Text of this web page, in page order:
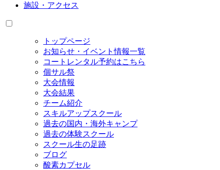
施設・アクセス
トップページ
お知らせ・イベント情報一覧
コートレンタル予約はこちら
個サル祭
大会情報
大会結果
チーム紹介
スキルアップスクール
過去の国内・海外キャンプ
過去の体験スクール
スクール生の足跡
ブログ
酸素カプセル